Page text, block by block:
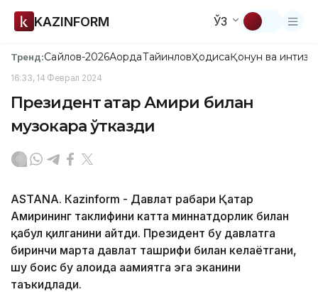
KAZINFORM ЎЗ
Тренд:Сайлов-2026АқордаТайинловҲодисаҚонун ва
16:33, 14 Феврал 2024
Президент Қатар Амири билан
музокара ўтказди
ASTANА. Кazinform - Давлат раҳбари Қатар
Амирининг таклифини катта миннатдорлик билан
қабул қилганини айтди. Президент бу давлатга
биринчи марта давлат ташрифи билан келаётгани,
шу боис бу алоҳида аҳамиятга эга эканини
таъкидлади.